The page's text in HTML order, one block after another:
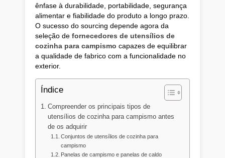
ênfase à durabilidade, portabilidade, segurança
alimentar e fiabilidade do produto a longo prazo.
O sucesso do sourcing depende agora da
seleção de fornecedores de utensílios de
cozinha para campismo capazes de equilibrar
a qualidade de fabrico com a funcionalidade no
exterior.
Índice
Compreender os principais tipos de
utensílios de cozinha para campismo antes
de os adquirir
Conjuntos de utensílios de cozinha para
campismo
Panelas de campismo e panelas de caldo